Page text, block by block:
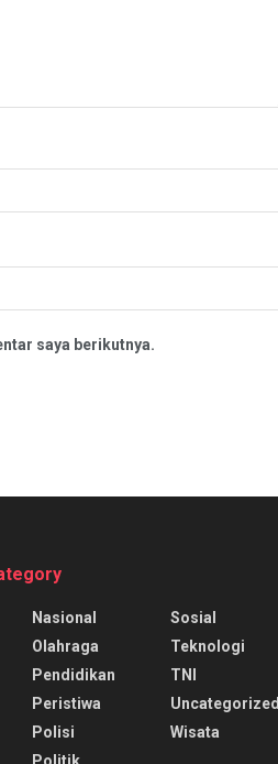
saya berikutnya.
Nasional
Olahraga
Pendidikan
Peristiwa
Polisi
Politik
Sosial
Teknologi
TNI
Uncategorized
Wisata